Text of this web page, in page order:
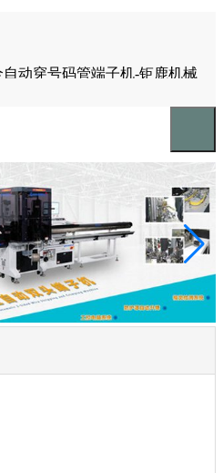
动穿号码管端子机-钜鹿机械